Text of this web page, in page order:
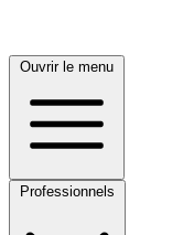
Ouvrir le menu
Professionnels